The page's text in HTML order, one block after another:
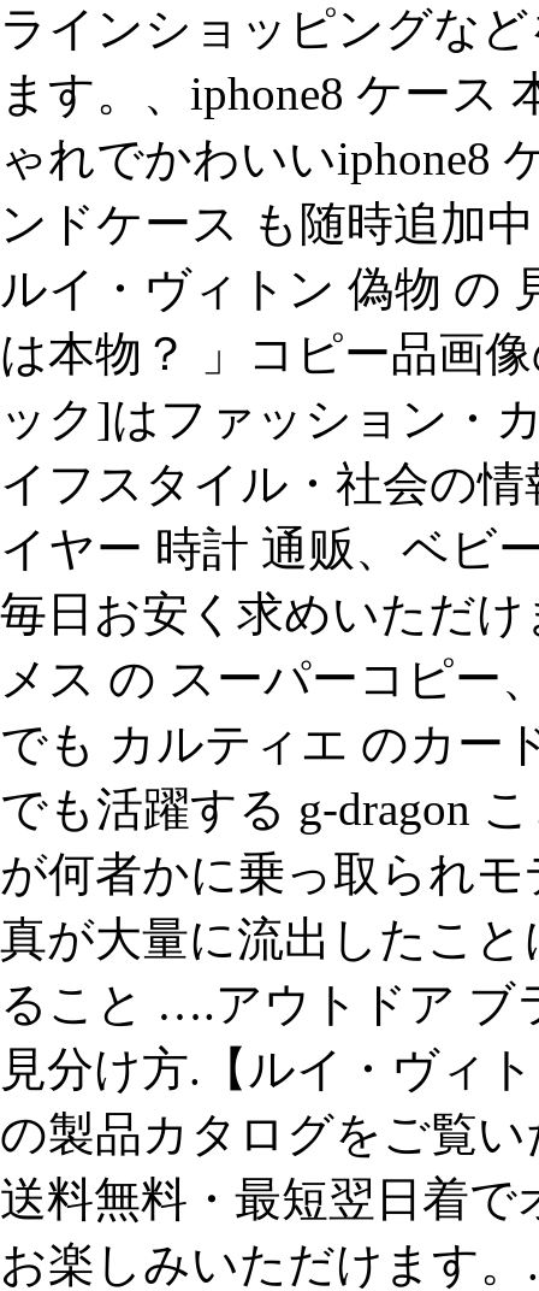
ラインショッピングな
ます。、iphone8 ケース
ゃれでかわいいiphone8
ンドケース も随時追加
ルイ・ヴィトン 偽物 の
は本物？ 」コピー品画
ック]はファッション・
イフスタイル・社会の
イヤー 時計 通贩、ベビ
毎日お安く求めいただ
メス の スーパーコピー
でも カルティエ のカー
でも活躍する g-dragon
が何者かに乗っ取られ
真が大量に流出したこ
ること ….アウトドア ブ
見分け方.【ルイ・ヴィ
の製品カタログをご覧
送料無料・最短翌日着
お楽しみいただけます